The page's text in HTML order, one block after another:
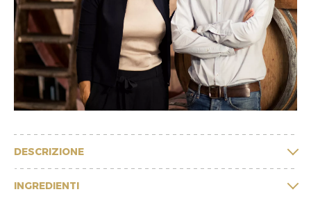
DESCRIZIONE
INGREDIENTI